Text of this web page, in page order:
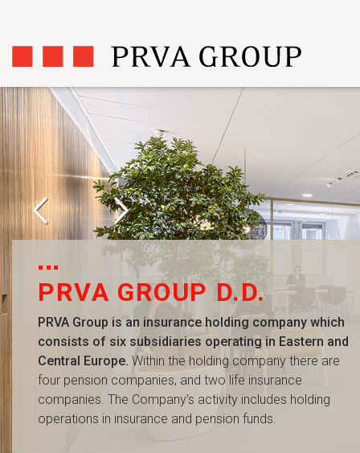
PRVA GROUP D.D.
PRVA Group is an insurance holding company which
consists of six subsidiaries operating in Eastern and
Central Europe. Within the holding company there are
four pension companies, and two life insurance
companies. The Company’s activity includes holding
operations in insurance and pension funds.